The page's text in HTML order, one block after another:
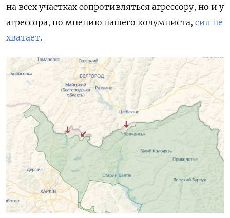
на всех участках сопротивляться агрессору, но и у
агрессора, по мнению нашего колумниста, сил не
хватает.